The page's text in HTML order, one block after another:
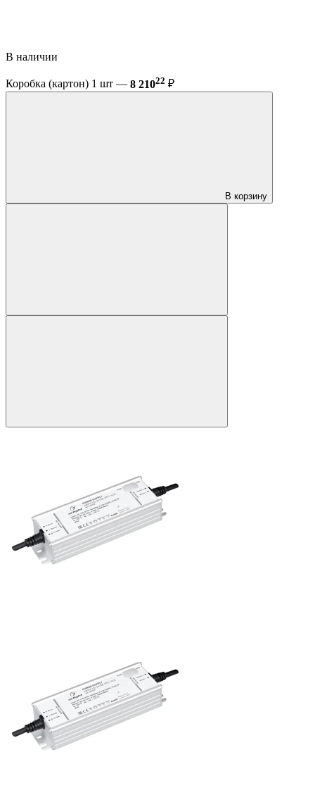
В наличии
Коробка (картон) 1 шт — 8 21022 ₽
В корзину